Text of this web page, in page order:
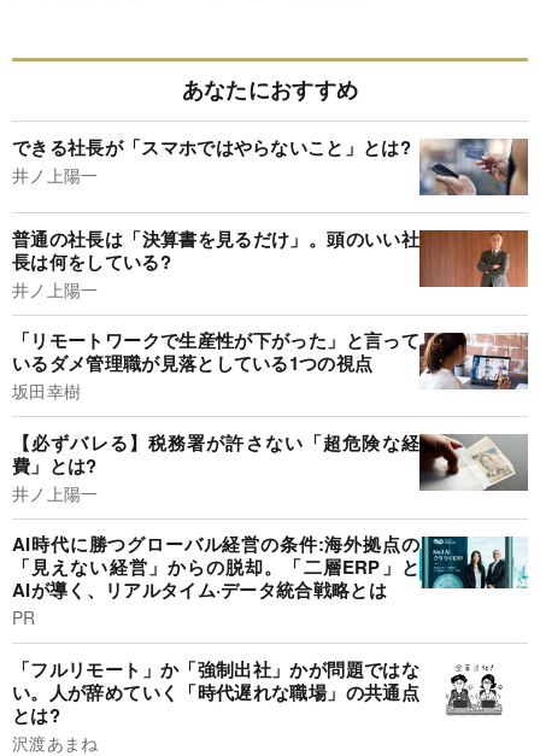
あなたにおすすめ
できる社長が「スマホではやらないこと」とは?
井ノ上陽一
普通の社長は「決算書を見るだけ」。頭のいい社
長は何をしている?
井ノ上陽一
「リモートワークで生産性が下がった」と言って
いるダメ管理職が見落としている1つの視点
坂田幸樹
【必ずバレる】税務署が許さない「超危険な経
費」とは?
井ノ上陽一
AI時代に勝つグローバル経営の条件:海外拠点の
「見えない経営」からの脱却。「二層ERP」と
AIが導く、リアルタイム·データ統合戦略とは
PR
「フルリモート」か「強制出社」かが問題ではな
い。人が辞めていく「時代遅れな職場」の共通点
とは?
沢渡あまね